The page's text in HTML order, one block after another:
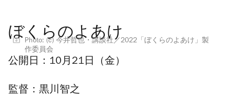
ぼくらのよあけ
Photo: (c) 今井哲也・講談社／2022「ぼくらのよあけ」製
作委員会
公開日： 10月21日（金）
監督： 黒川智之